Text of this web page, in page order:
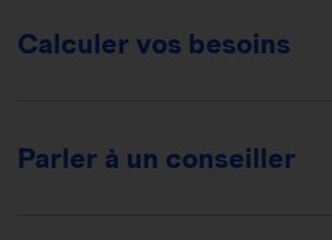
Calculer vos besoins
Parler à un conseiller